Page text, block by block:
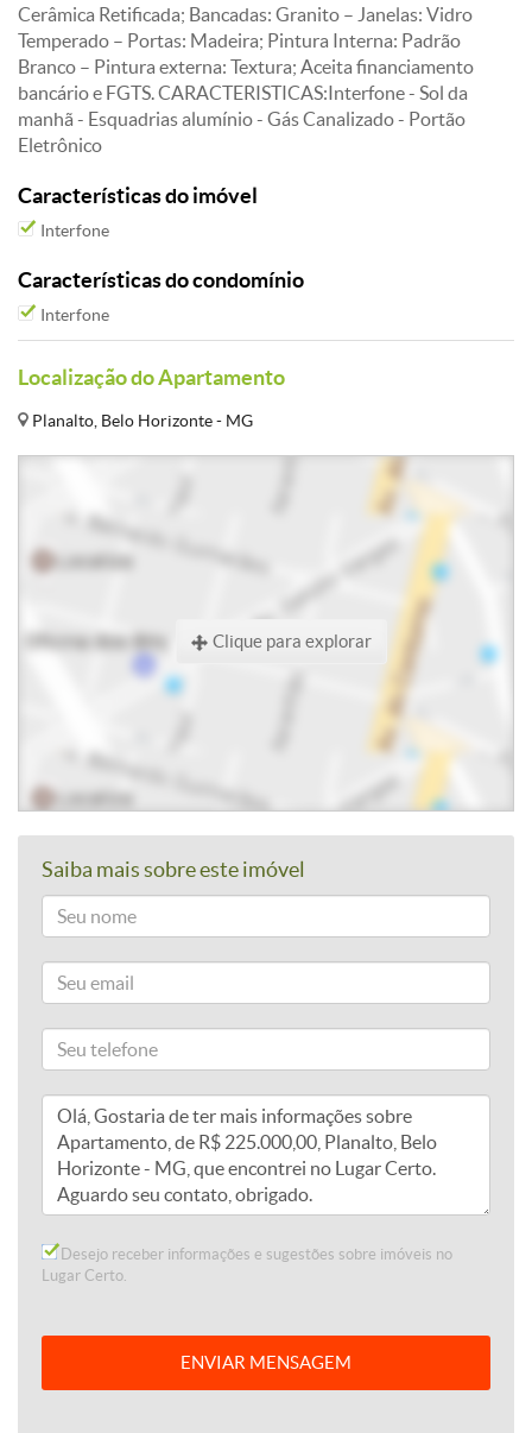
Cerâmica Retificada; Bancadas: Granito – Janelas: Vidro
Temperado – Portas: Madeira; Pintura Interna: Padrão
Branco – Pintura externa: Textura; Aceita financiamento
bancário e FGTS. CARACTERISTICAS:Interfone - Sol da
manhã - Esquadrias alumínio - Gás Canalizado - Portão
Eletrônico
Características do imóvel
Interfone
Características do condomínio
Interfone
Localização do Apartamento
Planalto, Belo Horizonte - MG
Clique para explorar
Saiba mais sobre este imóvel
Desejo receber informações e sugestões sobre imóveis no
Lugar Certo.
ENVIAR MENSAGEM